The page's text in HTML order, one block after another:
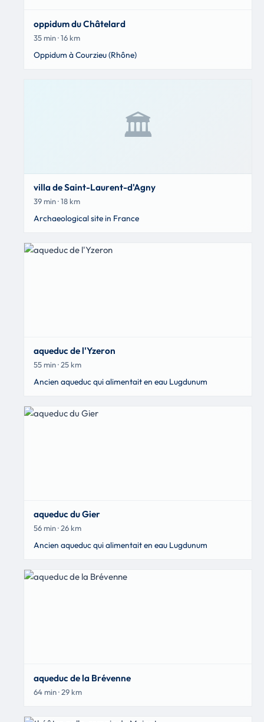
oppidum du Châtelard
35 min · 16 km
Oppidum à Courzieu (Rhône)
🏛️
villa de Saint-Laurent-d'Agny
39 min · 18 km
Archaeological site in France
aqueduc de l'Yzeron
55 min · 25 km
Ancien aqueduc qui alimentait en eau Lugdunum
aqueduc du Gier
56 min · 26 km
Ancien aqueduc qui alimentait en eau Lugdunum
aqueduc de la Brévenne
64 min · 29 km